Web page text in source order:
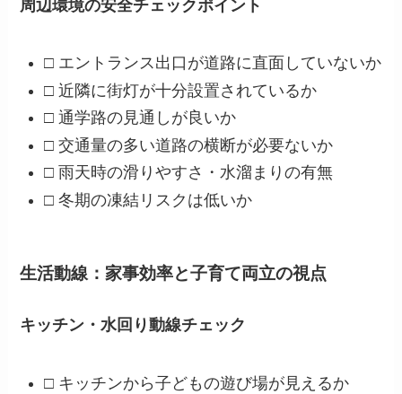
周辺環境の安全チェックポイント
□ エントランス出口が道路に直面していないか
□ 近隣に街灯が十分設置されているか
□ 通学路の見通しが良いか
□ 交通量の多い道路の横断が必要ないか
□ 雨天時の滑りやすさ・水溜まりの有無
□ 冬期の凍結リスクは低いか
生活動線：家事効率と子育て両立の視点
キッチン・水回り動線チェック
□ キッチンから子どもの遊び場が見えるか